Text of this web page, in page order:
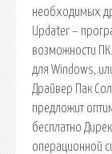
необходимых
Updater –
возможности
для Windows,
Драйвер Пак
предложит
бесплатно
операционной